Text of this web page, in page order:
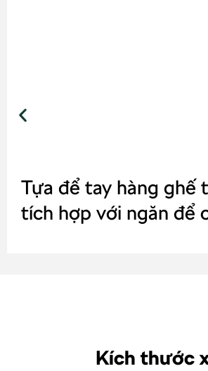
Tựa để tay hàng ghế
tích hợp với ngăn để
Kích thước